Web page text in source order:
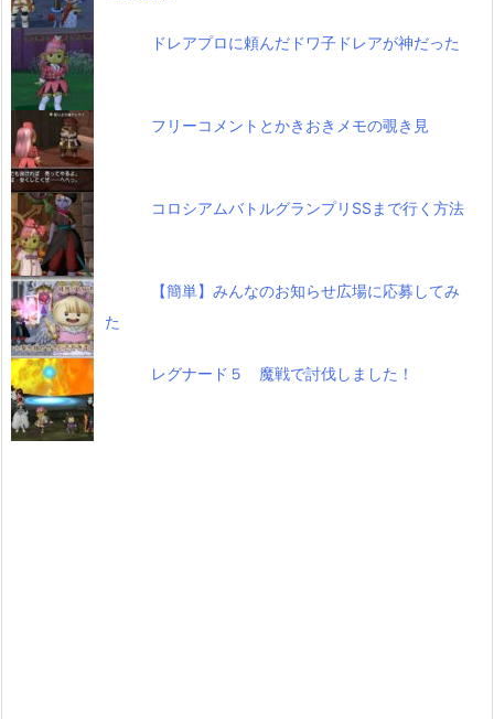
ドレアプロに頼んだドワ子ドレアが神だった
フリーコメントとかきおきメモの覗き見
コロシアムバトルグランプリSSまで行く方法
【簡単】みんなのお知らせ広場に応募してみ
た
レグナード５ 魔戦で討伐しました！